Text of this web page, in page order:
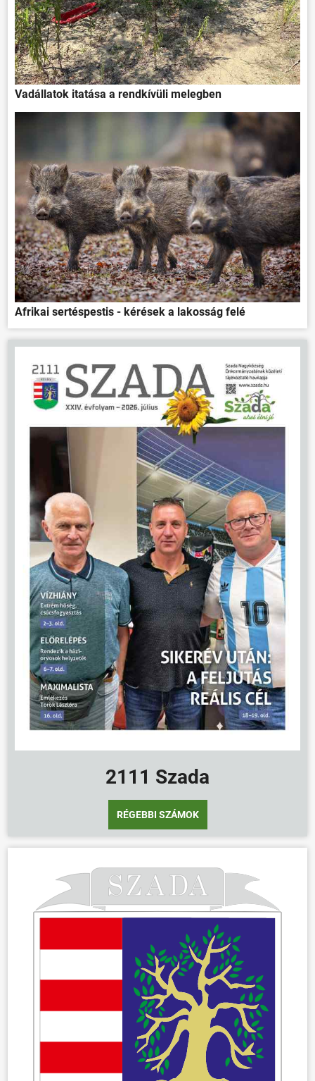
Vadállatok itatása a rendkívüli melegben
Afrikai sertéspestis - kérések a lakosság felé
2111 Szada
RÉGEBBI SZÁMOK